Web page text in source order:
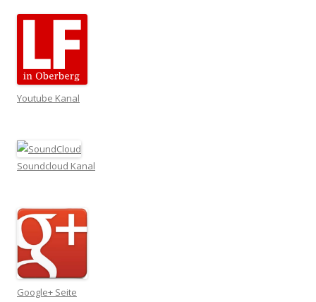
Youtube Kanal
Soundcloud Kanal
Google+ Seite